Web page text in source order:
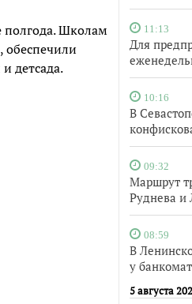
11:13
Для
10:16
В
09:32
Маршрут
Руднева и
08:59
В
у
5 августа
полгода. Школам
обеспечили
детсада.